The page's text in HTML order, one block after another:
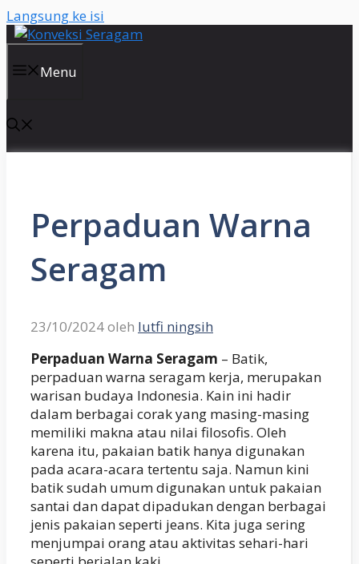
Langsung ke isi
Menu
Perpaduan Warna
Seragam
23/10/2024oleh lutfi ningsih
Perpaduan Warna Seragam – Batik,
perpaduan warna seragam kerja, merupakan
warisan budaya Indonesia. Kain ini hadir
dalam berbagai corak yang masing-masing
memiliki makna atau nilai filosofis. Oleh
karena itu, pakaian batik hanya digunakan
pada acara-acara tertentu saja. Namun kini
batik sudah umum digunakan untuk pakaian
santai dan dapat dipadukan dengan berbagai
jenis pakaian seperti jeans. Kita juga sering
menjumpai orang atau aktivitas sehari-hari